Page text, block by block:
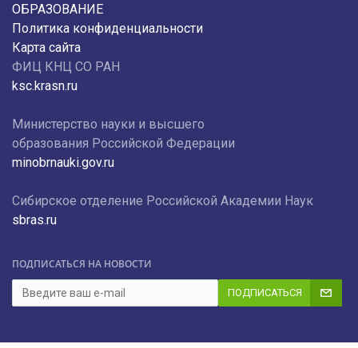
ОБРАЗОВАНИЕ
Политика конфиденциальности
Карта сайта
ФИЦ КНЦ СО РАН
ksc.krasn.ru
Министерство науки и высшего
образования Российской Федерации
minobrnauki.gov.ru
Сибирское отделение Российской Академии Наук
sbras.ru
ПОДПИСАТЬСЯ НА НОВОСТИ
ПОДПИСАТЬСЯ